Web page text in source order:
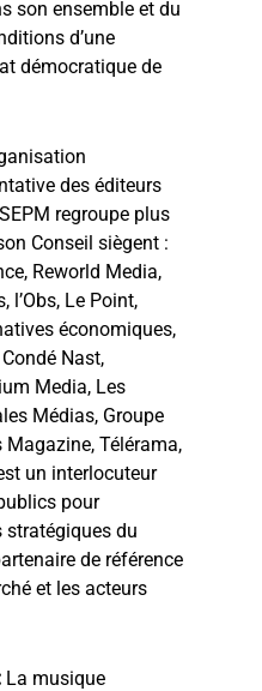
son ensemble et du
d’une
démocratique de
des éditeurs
regroupe plus
Conseil siègent :
Reworld Media,
l’Obs, Le Point,
économiques,
Nast,
Media, Les
Médias, Groupe
Magazine, Télérama,
un interlocuteur
pour
stratégiques du
de référence
et les acteurs
La musique